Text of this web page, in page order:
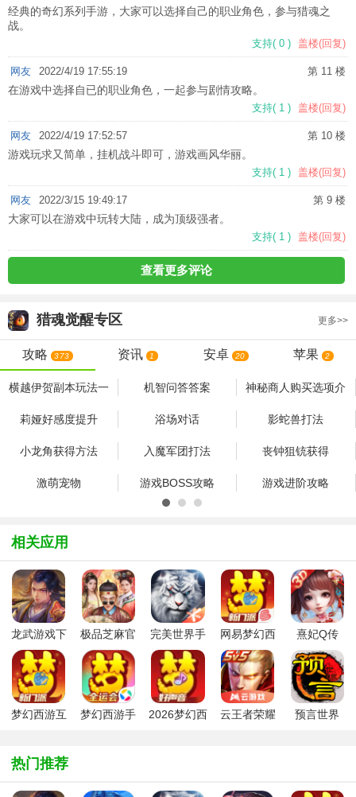
经典的奇幻系列手游，大家可以选择自己的职业角色，参与猎魂之
战。
支持( 0 ) 盖楼(回复)
第 11 楼
网友 2022/4/19 17:55:19
在游戏中选择自已的职业角色，一起参与剧情攻略。
支持( 1 ) 盖楼(回复)
第 10 楼
网友 2022/4/19 17:52:57
游戏玩求又简单，挂机战斗即可，游戏画风华丽。
支持( 1 ) 盖楼(回复)
第 9 楼
网友 2022/3/15 19:49:17
大家可以在游戏中玩转大陆，成为顶级强者。
支持( 1 ) 盖楼(回复)
查看更多评论
猎魂觉醒专区 更多>>
攻略 373 资讯 1 安卓 20 苹果 2
横越伊贺副本玩法一
机智问答答案
神秘商人购买选项介
莉娅好感度提升
浴场对话 影蛇兽打法
小龙角获得方法 入魔军团打法 丧钟狙铳获得
激萌宠物 游戏BOSS攻略 游戏进阶攻略
相关应用
龙武游戏下
载官方最新
版本
极品芝麻官
新版本
完美世界手
游腾讯版
网易梦幻西
游手游
熹妃Q传
梦幻西游互
梦幻西游手
2026梦幻西
云王者荣耀
预言世界
热门推荐